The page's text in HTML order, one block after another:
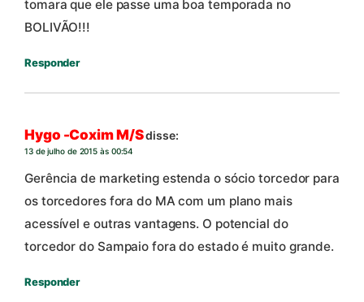
tomara que ele passe uma boa temporada no
BOLIVÃO!!!
Responder
Hygo -Coxim M/Sdisse:
13 de julho de 2015 às 00:54
Gerência de marketing estenda o sócio torcedor para
os torcedores fora do MA com um plano mais
acessível e outras vantagens. O potencial do
torcedor do Sampaio fora do estado é muito grande.
Responder